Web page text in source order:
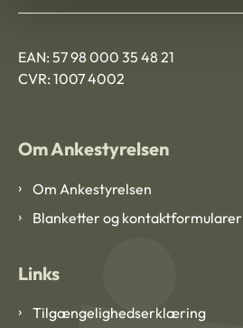
EAN: 57 98 000 35 48 21
CVR: 1007 4002
Om Ankestyrelsen
Om Ankestyrelsen
Blanketter og kontaktformularer
Links
Tilgængelighedserklæring